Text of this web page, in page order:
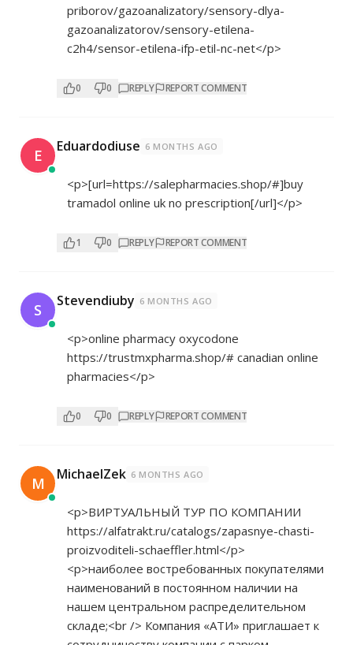
priborov/gazoanalizatory/sensory-dlya-
gazoanalizatorov/sensory-etilena-
c2h4/sensor-etilena-ifp-etil-nc-net</p>
0 0 REPLY REPORT COMMENT
E Eduardodiuse 6 MONTHS AGO
<p>[url=https://salepharmacies.shop/#]buy
tramadol online uk no prescription[/url]</p>
1 0 REPLY REPORT COMMENT
S Stevendiuby 6 MONTHS AGO
<p>online pharmacy oxycodone
https://trustmxpharma.shop/# canadian online
pharmacies</p>
0 0 REPLY REPORT COMMENT
M MichaelZek 6 MONTHS AGO
<p>ВИРТУАЛЬНЫЙ ТУР ПО КОМПАНИИ
https://alfatrakt.ru/catalogs/zapasnye-chasti-
proizvoditeli-schaeffler.html</p>
<p>наиболее востребованных покупателями
наименований в постоянном наличии на
нашем центральном распределительном
складе;<br /> Компания «АТИ» приглашает к